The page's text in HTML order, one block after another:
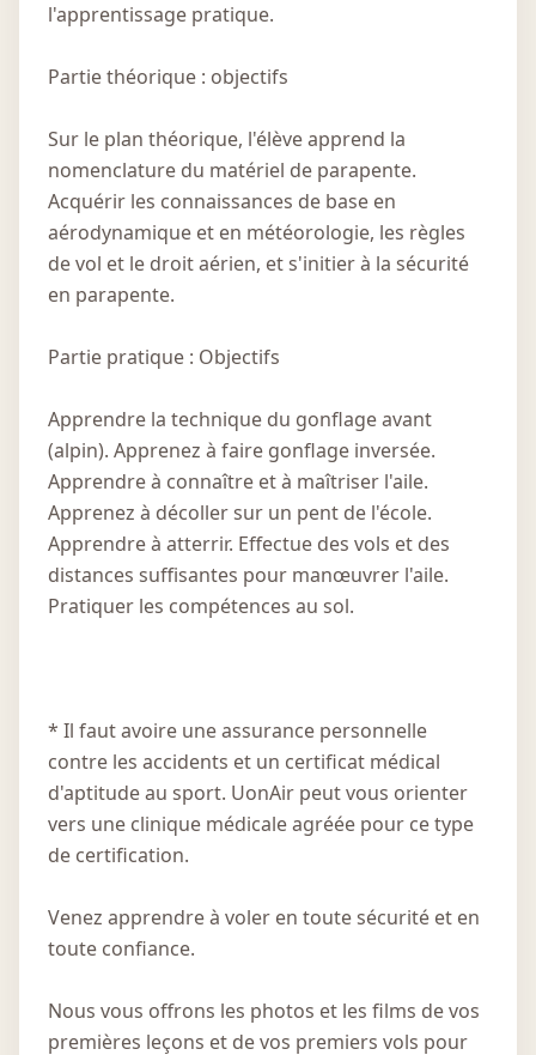
l'apprentissage pratique.
Partie théorique : objectifs
Sur le plan théorique, l'élève apprend la
nomenclature du matériel de parapente.
Acquérir les connaissances de base en
aérodynamique et en météorologie, les règles
de vol et le droit aérien, et s'initier à la sécurité
en parapente.
Partie pratique : Objectifs
Apprendre la technique du gonflage avant
(alpin). Apprenez à faire gonflage inversée.
Apprendre à connaître et à maîtriser l'aile.
Apprenez à décoller sur un pent de l'école.
Apprendre à atterrir. Effectue des vols et des
distances suffisantes pour manœuvrer l'aile.
Pratiquer les compétences au sol.
* Il faut avoire une assurance personnelle
contre les accidents et un certificat médical
d'aptitude au sport. UonAir peut vous orienter
vers une clinique médicale agréée pour ce type
de certification.
Venez apprendre à voler en toute sécurité et en
toute confiance.
Nous vous offrons les photos et les films de vos
premières leçons et de vos premiers vols pour